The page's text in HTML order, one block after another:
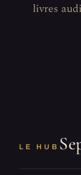
livres
LE HUB